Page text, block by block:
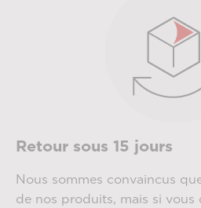
Retour sous 15 jours
Nous sommes convaincus
de nos produits, mais si vous